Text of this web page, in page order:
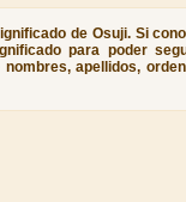
de Osuji. Si
para poder
apellidos,